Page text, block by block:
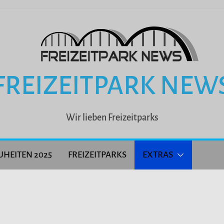
Wir lieben Freizeitparks
2025 FREIZEITPARKS EXTRAS